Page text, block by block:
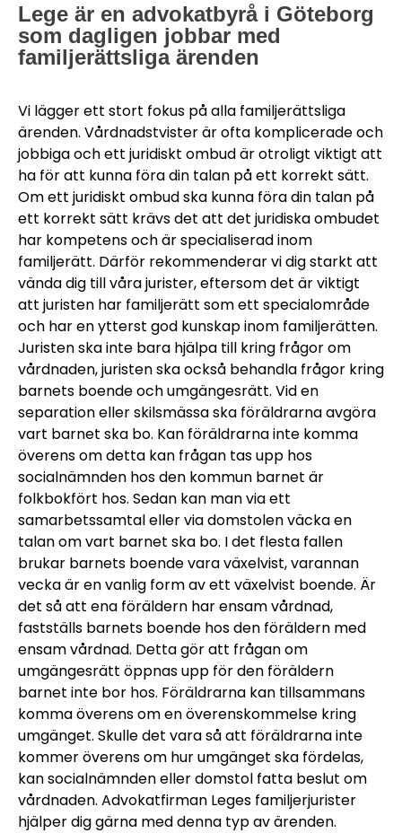
Lege är en advokatbyrå i Göteborg
som dagligen jobbar med
familjerättsliga ärenden
Vi lägger ett stort fokus på alla familjerättsliga
ärenden. Vårdnadstvister är ofta komplicerade och
jobbiga och ett juridiskt ombud är otroligt viktigt att
ha för att kunna föra din talan på ett korrekt sätt.
Om ett juridiskt ombud ska kunna föra din talan på
ett korrekt sätt krävs det att det juridiska ombudet
har kompetens och är specialiserad inom
familjerätt. Därför rekommenderar vi dig starkt att
vända dig till våra jurister, eftersom det är viktigt
att juristen har familjerätt som ett specialområde
och har en ytterst god kunskap inom familjerätten.
Juristen ska inte bara hjälpa till kring frågor om
vårdnaden, juristen ska också behandla frågor kring
barnets boende och umgängesrätt. Vid en
separation eller skilsmässa ska föräldrarna avgöra
vart barnet ska bo. Kan föräldrarna inte komma
överens om detta kan frågan tas upp hos
socialnämnden hos den kommun barnet är
folkbokfört hos. Sedan kan man via ett
samarbetssamtal eller via domstolen väcka en
talan om vart barnet ska bo. I det flesta fallen
brukar barnets boende vara växelvist, varannan
vecka är en vanlig form av ett växelvist boende. Är
det så att ena föräldern har ensam vårdnad,
fastställs barnets boende hos den föräldern med
ensam vårdnad. Detta gör att frågan om
umgängesrätt öppnas upp för den föräldern
barnet inte bor hos. Föräldrarna kan tillsammans
komma överens om en överenskommelse kring
umgänget. Skulle det vara så att föräldrarna inte
kommer överens om hur umgänget ska fördelas,
kan socialnämnden eller domstol fatta beslut om
vårdnaden. Advokatfirman Leges familjerjurister
hjälper dig gärna med denna typ av ärenden.